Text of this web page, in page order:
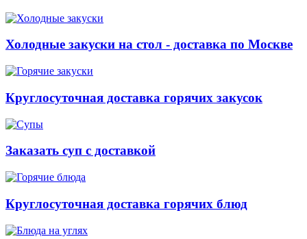
Холодные закуски на стол - доставка по Москве
Круглосуточная доставка горячих закусок
Заказать суп с доставкой
Круглосуточная доставка горячих блюд